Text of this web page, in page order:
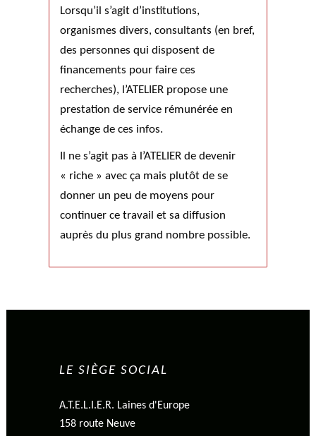
Lorsqu’il s’agit d’institutions,
organismes divers, consultants (en bref,
des personnes qui disposent de
financements pour faire ces
recherches), l’ATELIER propose une
prestation de service rémunérée en
échange de ces infos.
Il ne s’agit pas à l’ATELIER de devenir
« riche » avec ça mais plutôt de se
donner un peu de moyens pour
continuer ce travail et sa diffusion
auprès du plus grand nombre possible.
LE SIÈGE SOCIAL
A.T.E.L.I.E.R. Laines d'Europe
158 route Neuve